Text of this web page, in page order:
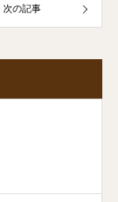
次の記事